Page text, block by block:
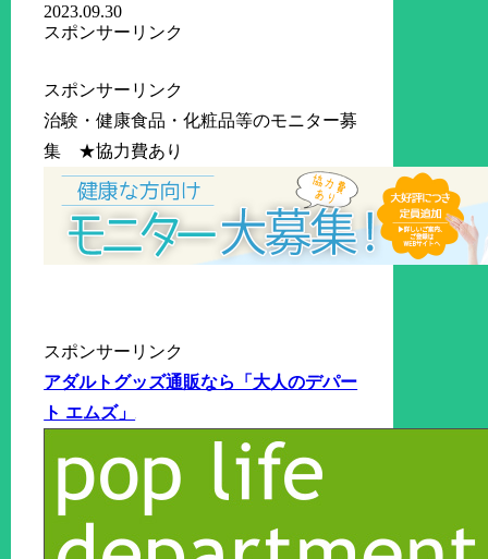
2023.09.30
スポンサーリンク
スポンサーリンク
治験・健康食品・化粧品等のモニター募
集 ★協力費あり
スポンサーリンク
アダルトグッズ通販なら「大人のデパー
ト エムズ」